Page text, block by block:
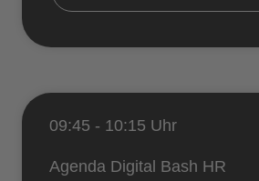
09:45 - 10:15 Uhr
Agenda Digital Bash HR